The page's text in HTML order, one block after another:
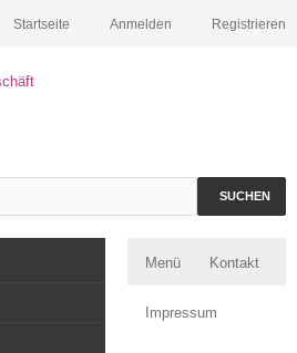
Registrieren
Anmelden
Startseite
SUCHEN
Menü Kontakt
Impressum